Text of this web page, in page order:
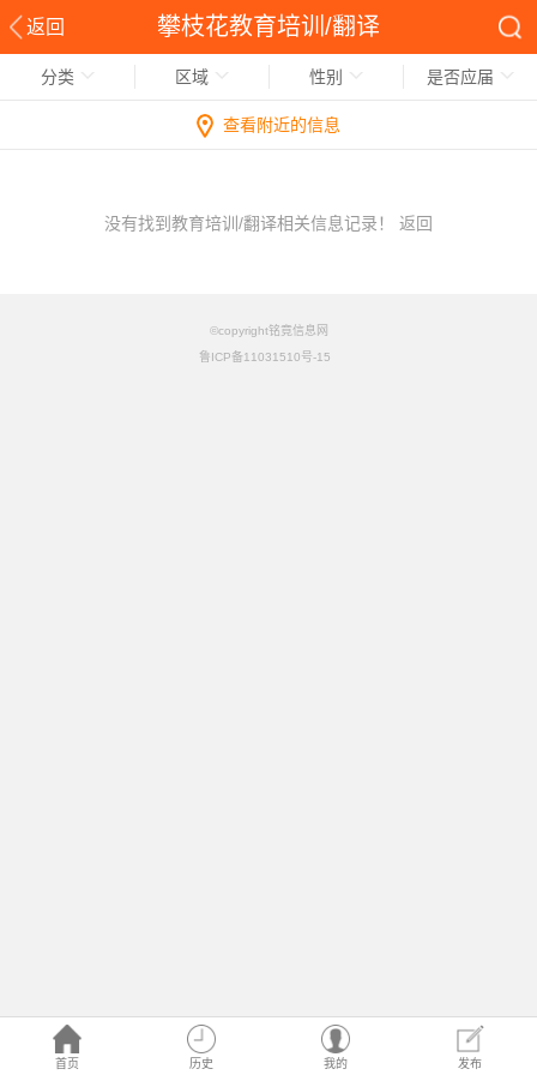
返回 攀枝花教育培训/翻译
首页 历史 我的 发布
分类 区域 性别 是否应届
查看附近的信息
没有找到教育培训/翻译相关信息记录！ 返回
©copyright铭竟信息网
鲁ICP备11031510号-15